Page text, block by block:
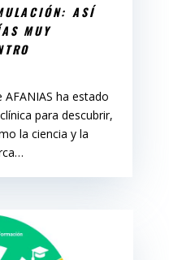
ASÍ
MUY
ha estado
para descubrir,
la ciencia y la